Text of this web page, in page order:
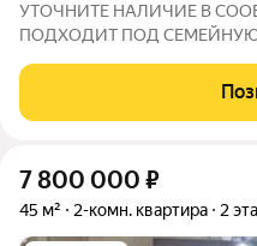
УТOЧHИТЕ НAЛИЧИЕ В
ПOДXОДИT ПОД
опрeделенныx условияx)
КУПИТЬ КВАРТИРУ
7 800 000 ₽
45 м² 2-комн. квартира 2